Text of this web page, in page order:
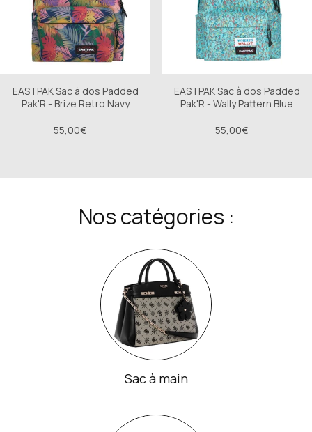
EASTPAK Sac à dos Padded
Pak'R - Brize Retro Navy
55,00€
EASTPAK Sac à dos Padded
Pak'R - Wally Pattern Blue
55,00€
Nos catégories :
Sac à main